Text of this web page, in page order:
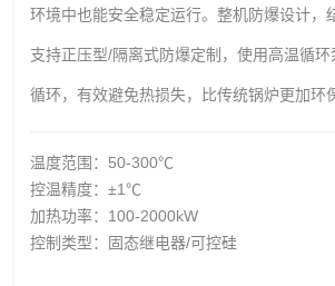
环境中也能安全稳定运行。整机防爆设计，
支持正压型/隔离式防爆定制，使用高温循
循环，有效避免热损失，比传统锅炉更加环
温度范围：50-300℃
控温精度：±1℃
加热功率：100-2000kW
控制类型：固态继电器/可控硅